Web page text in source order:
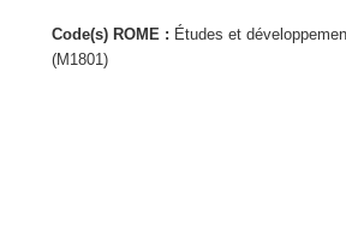
Code(s) ROME : Études et
(M1801)